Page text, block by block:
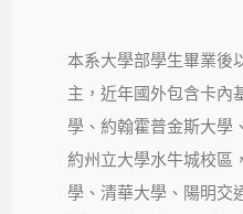
本系大學部學生畢業後
主，近年國外包含卡內
學、約翰霍普金斯大學
約州立大學水牛城校區
學、清華大學、陽明交